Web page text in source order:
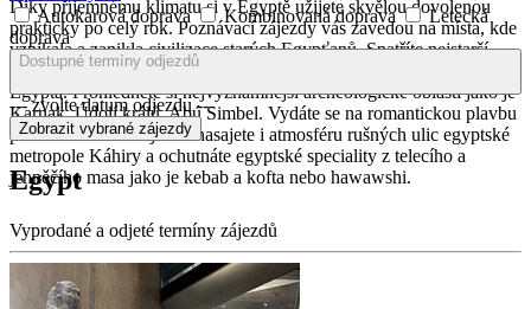
Díky příjemnému klimatu si v Egyptě užijete skvělou dovolenou
prakticky po celý rok. Poznávací zájezdy vás zavedou na místa, kde
vznikala a zanikla civilizace starých Egypťanů. Spatříte nejstarší
pyramidy světa a známou Sfingu, která je jedním ze symbolů
Egypta. Prohlédnete si nejvýznamnější archeologické oblasti jako je
Karnak, Údolí králů, Abú Simbel. Vydáte se na romantickou plavbu
po Nilu. Během zájezdu nasajete i atmosféru rušných ulic egyptské
metropole Káhiry a ochutnáte egyptské speciality z telecího a
jehněčího masa jako je kebab a kofta nebo hawawshi.
Upřesnit výběr
Autokarová doprava
Kombinovaná doprava
Letecká
doprava
--- zvolte datum odjezdu ---
Egypt
Vyprodané a odjeté termíny zájezdů